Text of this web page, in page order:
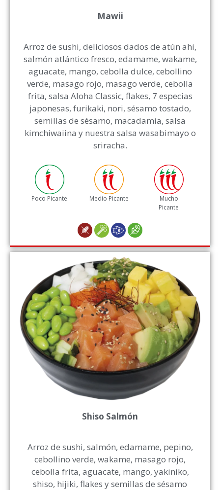
Mawii
Arroz de sushi, deliciosos dados de atún ahi,
salmón atlántico fresco, edamame, wakame,
aguacate, mango, cebolla dulce, cebollino
verde, masago rojo, masago verde, cebolla
frita, salsa Aloha Classic, flakes, 7 especias
japonesas, furikaki, nori, sésamo tostado,
semillas de sésamo, macadamia, salsa
kimchiwaiina y nuestra salsa wasabimayo o
sriracha.
Poco Picante Medio Picante
Mucho
Picante
Shiso Salmón
Arroz de sushi, salmón, edamame, pepino,
cebollino verde, wakame, masago rojo,
cebolla frita, aguacate, mango, yakiniko,
shiso, hijiki, flakes y semillas de sésamo